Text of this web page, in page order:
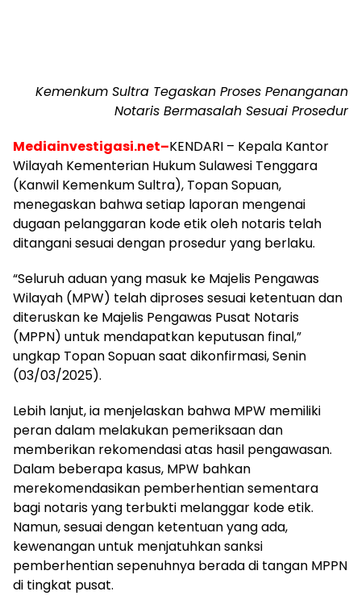
Kemenkum Sultra Tegaskan Proses Penanganan
Notaris Bermasalah Sesuai Prosedur
Mediainvestigasi.net–KENDARI – Kepala Kantor
Wilayah Kementerian Hukum Sulawesi Tenggara
(Kanwil Kemenkum Sultra), Topan Sopuan,
menegaskan bahwa setiap laporan mengenai
dugaan pelanggaran kode etik oleh notaris telah
ditangani sesuai dengan prosedur yang berlaku.
“Seluruh aduan yang masuk ke Majelis Pengawas
Wilayah (MPW) telah diproses sesuai ketentuan dan
diteruskan ke Majelis Pengawas Pusat Notaris
(MPPN) untuk mendapatkan keputusan final,”
ungkap Topan Sopuan saat dikonfirmasi, Senin
(03/03/2025).
Lebih lanjut, ia menjelaskan bahwa MPW memiliki
peran dalam melakukan pemeriksaan dan
memberikan rekomendasi atas hasil pengawasan.
Dalam beberapa kasus, MPW bahkan
merekomendasikan pemberhentian sementara
bagi notaris yang terbukti melanggar kode etik.
Namun, sesuai dengan ketentuan yang ada,
kewenangan untuk menjatuhkan sanksi
pemberhentian sepenuhnya berada di tangan MPPN
di tingkat pusat.